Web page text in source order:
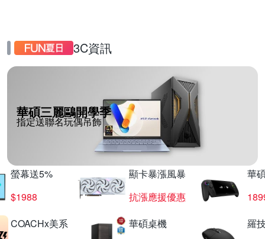
3C資訊
華碩三麗鷗開學季
指定送聯名玩偶吊飾
螢幕送5%
$1988
顯卡暴漲風暴
抗漲應援優惠
華
COACHx美系
華碩桌機
羅